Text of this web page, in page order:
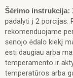
Šėrimo instrukcija:
padalyti į 2 porcijas.
rekomenduojame
senojo ėdalo kiekį
ėsti daugiau arba
temperamento ir
temperatūros arba